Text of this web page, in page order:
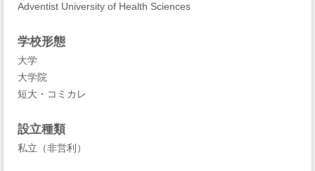
Adventist University of Health Sciences
学校形態
大学
大学院
短大・コミカレ
設立種類
私立（非営利）